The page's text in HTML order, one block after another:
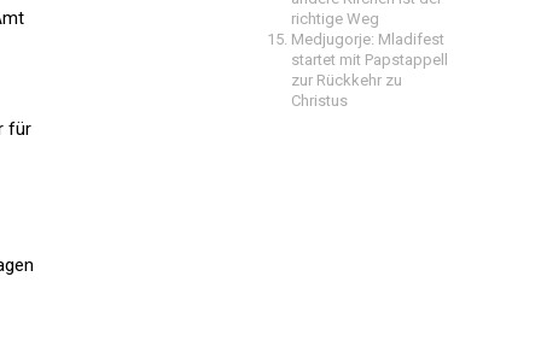
für
richtige Weg
Medjugorje: Mladifest
startet mit Papstappell
zur Rückkehr zu
Christus